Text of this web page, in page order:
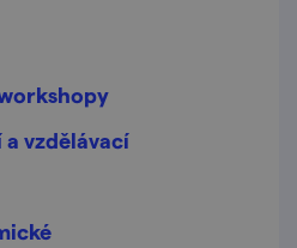
a vzdělávací